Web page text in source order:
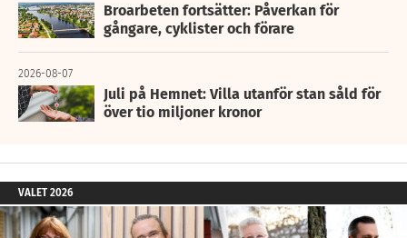
Broarbeten fortsätter: Påverkan för
gångare, cyklister och förare
2026-08-07
Juli på Hemnet: Villa utanför stan såld för
över tio miljoner kronor
VALET 2026